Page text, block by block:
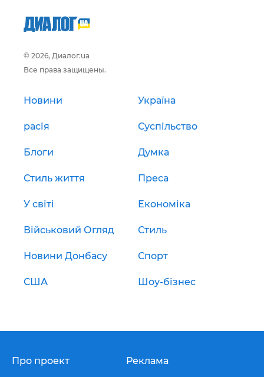
© 2026, Диалог.ua
Все права защищены.
Новини Україна
расія Суспільство
Блоги Думка
Стиль життя Преса
У світі Економіка
Військовий Огляд Стиль
Новини Донбасу Спорт
США Шоу-бізнес
Про проект Реклама